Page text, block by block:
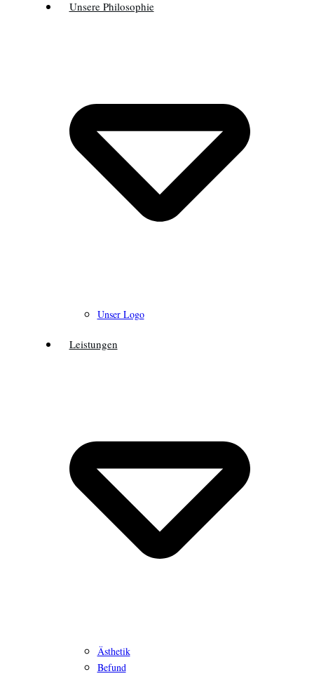
Unsere Philosophie
Unser Logo
Leistungen
Ästhetik
Befund